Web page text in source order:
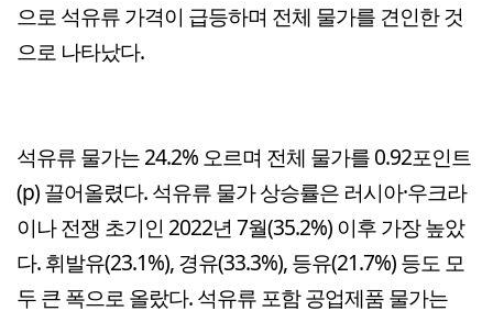
으로 석유류 가격이 급등하며 전체 물가를 견인한 것
으로 나타났다.
석유류 물가는 24.2% 오르며 전체 물가를 0.92포인트
(p) 끌어올렸다. 석유류 물가 상승률은 러시아·우크라
이나 전쟁 초기인 2022년 7월(35.2%) 이후 가장 높았
다. 휘발유(23.1%), 경유(33.3%), 등유(21.7%) 등도 모
두 큰 폭으로 올랐다. 석유류 포함 공업제품 물가는